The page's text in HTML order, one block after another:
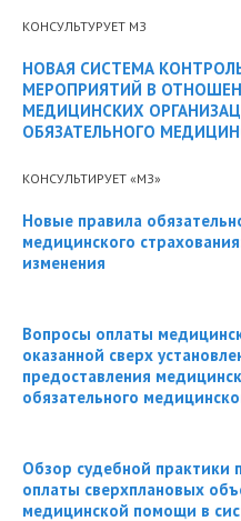
КОНСУЛЬТУРУЕТ МЗ
НОВАЯ СИСТЕМА
МЕРОПРИЯТИЙ В
МЕДИЦИНСКИХ
ОБЯЗАТЕЛЬНОГО
КОНСУЛЬТИРУЕТ «МЗ»
Новые правила
медицинского
изменения
Вопросы оплаты
оказанной сверх
предоставления
обязательного
Обзор судебной практики
оплаты сверхплановых
медицинской помощи в